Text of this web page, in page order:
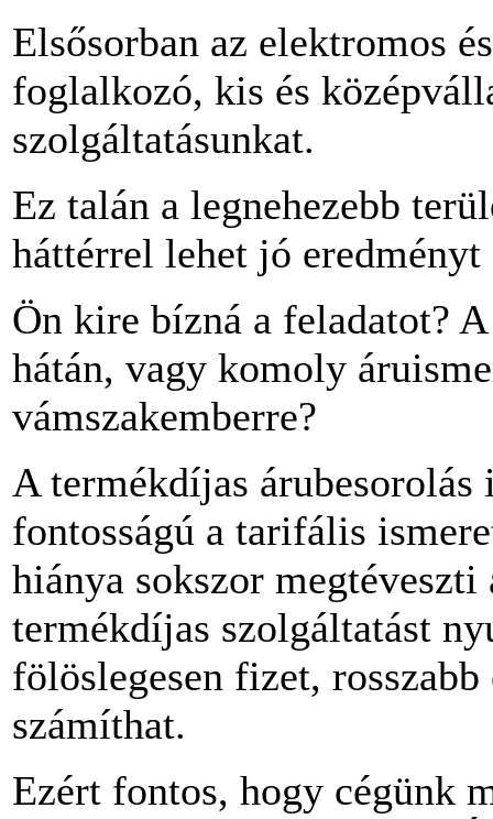
Elsősorban az elektromos
foglalkozó, kis és
szolgáltatásunkat.
Ez talán a legnehezebb
háttérrel lehet jó
Ön kire bízná a feladatot?
hátán, vagy komoly
vámszakemberre?
A termékdíjas
fontosságú a tarifális
hiánya sokszor
termékdíjas szolgáltatást
fölöslegesen fizet,
számíthat.
Ezért fontos, hogy cégünk